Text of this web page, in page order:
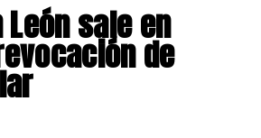
sale en
de